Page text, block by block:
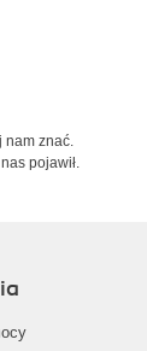
nam znać.
pojawił.